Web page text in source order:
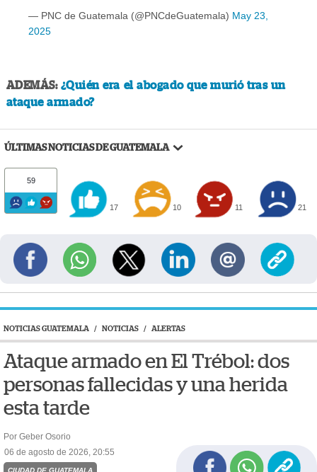
— PNC de Guatemala (@PNCdeGuatemala) May 23,
2025
ADEMÁS: ¿Quién era el abogado que murió tras un
ataque armado?
ÚLTIMAS NOTICIAS DE GUATEMALA
59
17 10 11 21
NOTICIAS GUATEMALA / NOTICIAS / ALERTAS
Ataque armado en El Trébol: dos
personas fallecidas y una herida
esta tarde
Por Geber Osorio
06 de agosto de 2026, 20:55
CIUDAD DE GUATEMALA